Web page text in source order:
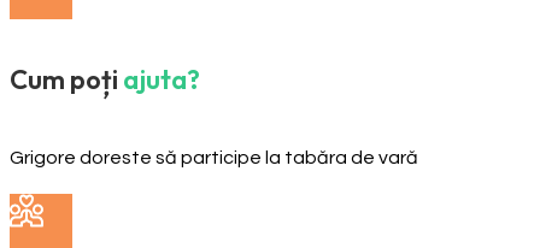
Cum poți ajuta?
Grigore doreste să participe la tabăra de vară